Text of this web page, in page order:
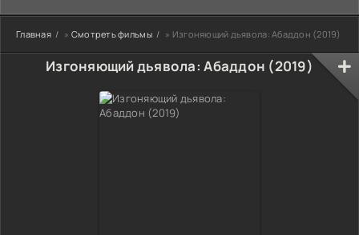
Главная » Смотреть фильмы » Изгоняющий дьявола: Абаддон (2019)
Изгоняющий дьявола: Абаддон (2019)